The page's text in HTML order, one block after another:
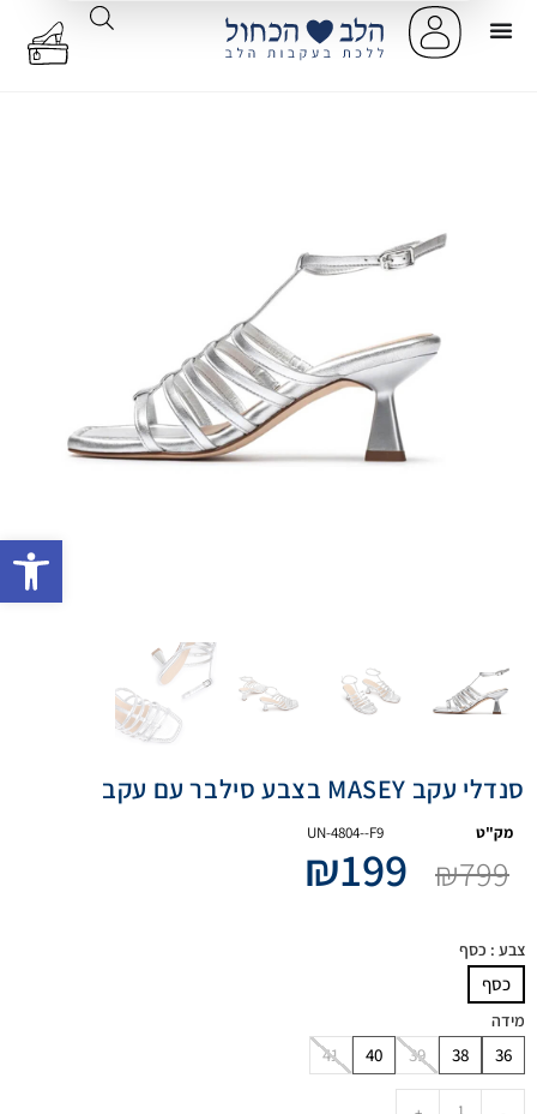
סנדלי עקב MASEY בצבע סילבר עם עקב
מק"ט UN-4804--F9
₪799
₪199
צבע : כסף
כסף
מידה
36
38
39
40
41